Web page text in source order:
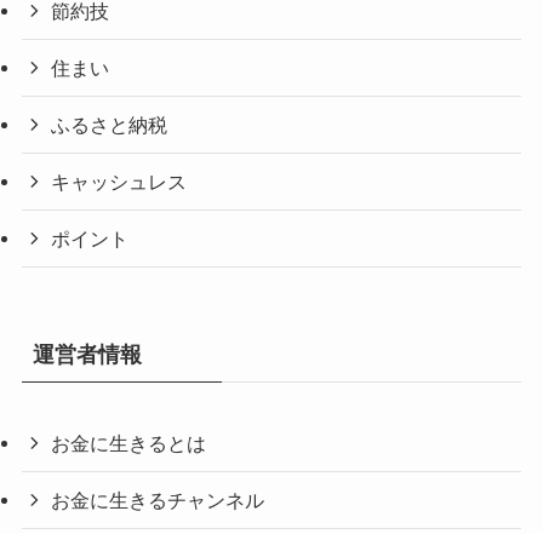
節約技
住まい
ふるさと納税
キャッシュレス
ポイント
運営者情報
お金に生きるとは
お金に生きるチャンネル